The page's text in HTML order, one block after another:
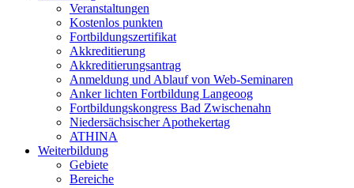
Veranstaltungen
Kostenlos punkten
Fortbildungszertifikat
Akkreditierung
Akkreditierungsantrag
Anmeldung und Ablauf von Web-Seminaren
Anker lichten Fortbildung Langeoog
Fortbildungskongress Bad Zwischenahn
Niedersächsischer Apothekertag
ATHINA
Weiterbildung
Gebiete
Bereiche